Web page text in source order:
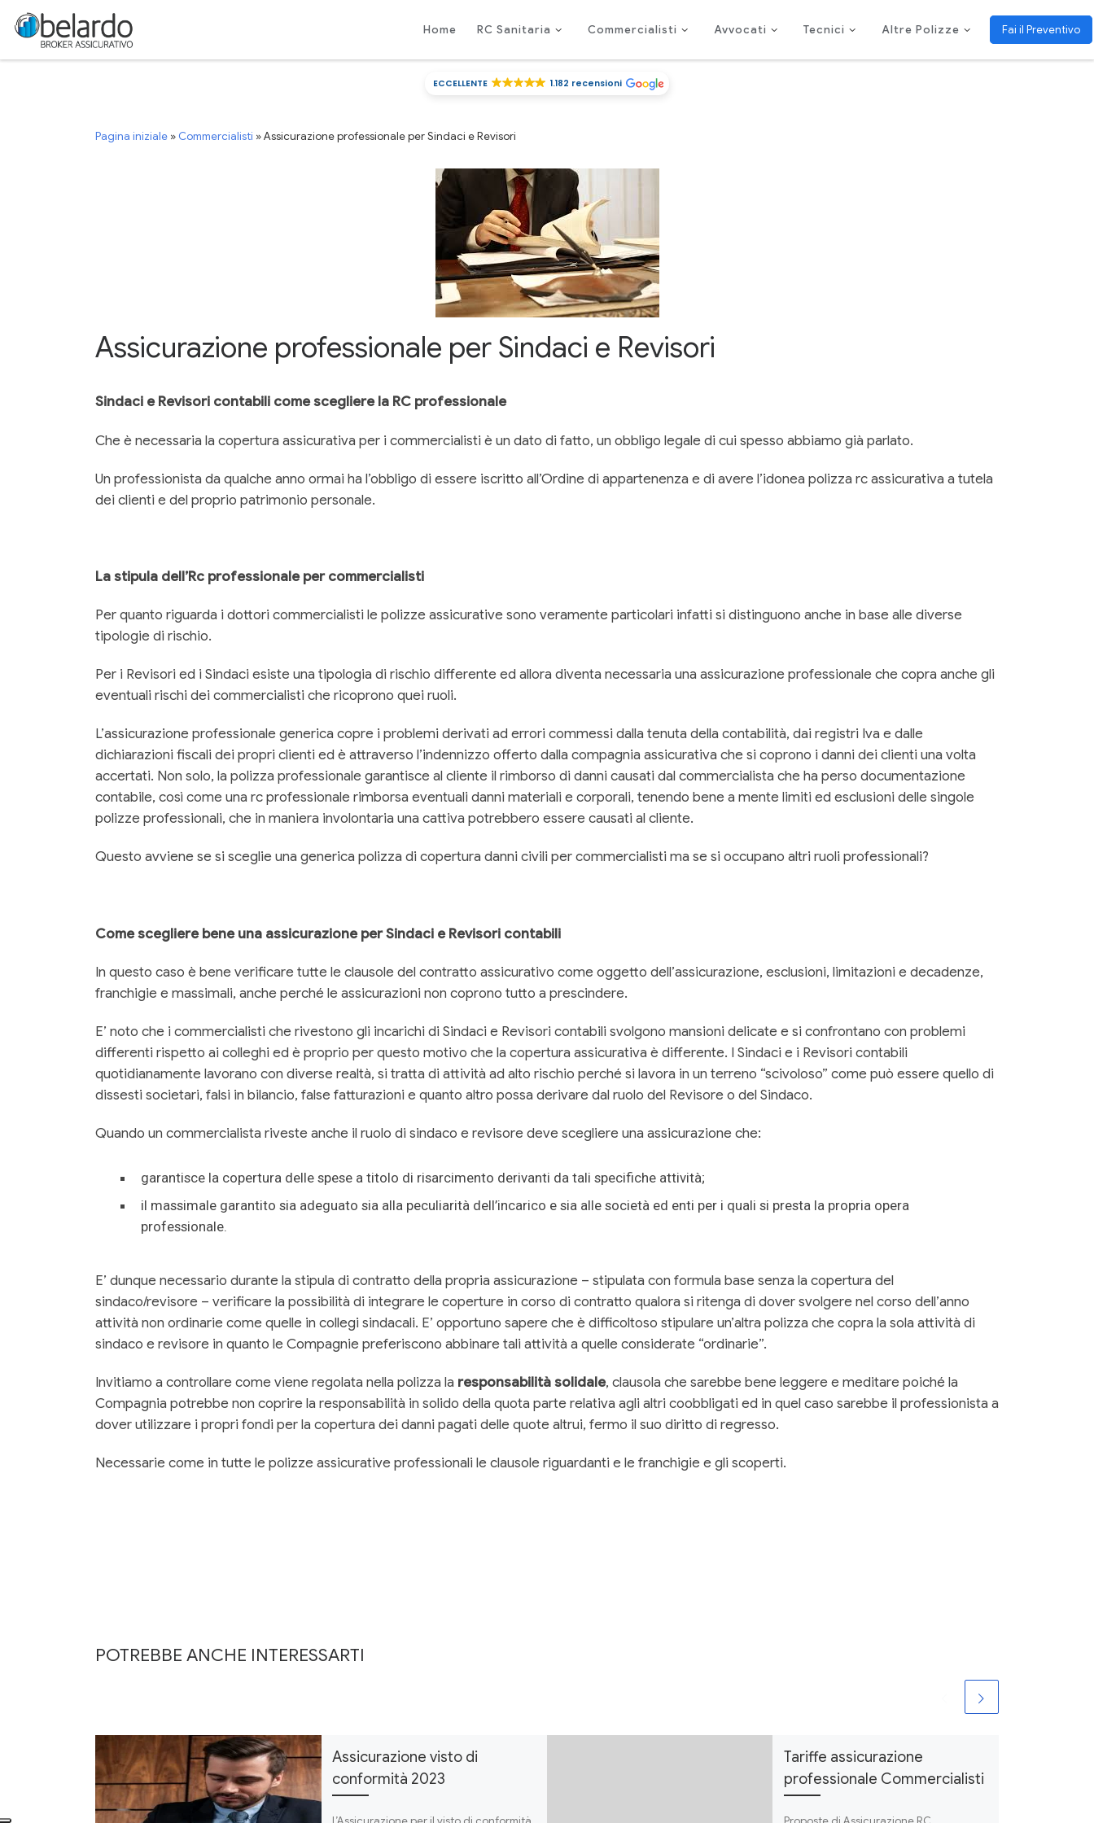
Passa al contenuto Home RC Sanitaria Commercialisti Avvocati Tecnici Altre Polizze Fai il Preventivo
ECCELLENTE 1.182 recensioni
Pagina iniziale » Commercialisti »Assicurazione professionale per Sindaci e Revisori
Assicurazione professionale per Sindaci e Revisori
Sindaci e Revisori contabili come scegliere la RC professionale
Che è necessaria la copertura assicurativa per i commercialisti è un dato di fatto, un obbligo legale di cui spesso abbiamo già parlato.
Un professionista da qualche anno ormai ha l’obbligo di essere iscritto all’Ordine di appartenenza e di avere l’idonea polizza rc assicurativa a tutela
dei clienti e del proprio patrimonio personale.
La stipula dell’Rc professionale per commercialisti
Per quanto riguarda i dottori commercialisti le polizze assicurative sono veramente particolari infatti si distinguono anche in base alle diverse
tipologie di rischio.
Per i Revisori ed i Sindaci esiste una tipologia di rischio differente ed allora diventa necessaria una assicurazione professionale che copra anche gli
eventuali rischi dei commercialisti che ricoprono quei ruoli.
L’assicurazione professionale generica copre i problemi derivati ad errori commessi dalla tenuta della contabilità, dai registri Iva e dalle
dichiarazioni fiscali dei propri clienti ed è attraverso l’indennizzo offerto dalla compagnia assicurativa che si coprono i danni dei clienti una volta
accertati. Non solo, la polizza professionale garantisce al cliente il rimborso di danni causati dal commercialista che ha perso documentazione
contabile, così come una rc professionale rimborsa eventuali danni materiali e corporali, tenendo bene a mente limiti ed esclusioni delle singole
polizze professionali, che in maniera involontaria una cattiva potrebbero essere causati al cliente.
Questo avviene se si sceglie una generica polizza di copertura danni civili per commercialisti ma se si occupano altri ruoli professionali?
Come scegliere bene una assicurazione per Sindaci e Revisori contabili
In questo caso è bene verificare tutte le clausole del contratto assicurativo come oggetto dell’assicurazione, esclusioni, limitazioni e decadenze,
franchigie e massimali, anche perché le assicurazioni non coprono tutto a prescindere.
E’ noto che i commercialisti che rivestono gli incarichi di Sindaci e Revisori contabili svolgono mansioni delicate e si confrontano con problemi
differenti rispetto ai colleghi ed è proprio per questo motivo che la copertura assicurativa è differente. I Sindaci e i Revisori contabili
quotidianamente lavorano con diverse realtà, si tratta di attività ad alto rischio perché si lavora in un terreno “scivoloso” come può essere quello di
dissesti societari, falsi in bilancio, false fatturazioni e quanto altro possa derivare dal ruolo del Revisore o del Sindaco.
Quando un commercialista riveste anche il ruolo di sindaco e revisore deve scegliere una assicurazione che:
garantisce la copertura delle spese a titolo di risarcimento derivanti da tali specifiche attività;
il massimale garantito sia adeguato sia alla peculiarità dell’incarico e sia alle società ed enti per i quali si presta la propria opera
professionale.
E’ dunque necessario durante la stipula di contratto della propria assicurazione – stipulata con formula base senza la copertura del
sindaco/revisore – verificare la possibilità di integrare le coperture in corso di contratto qualora si ritenga di dover svolgere nel corso dell’anno
attività non ordinarie come quelle in collegi sindacali. E’ opportuno sapere che è difficoltoso stipulare un’altra polizza che copra la sola attività di
sindaco e revisore in quanto le Compagnie preferiscono abbinare tali attività a quelle considerate “ordinarie”.
Invitiamo a controllare come viene regolata nella polizza la responsabilità solidale, clausola che sarebbe bene leggere e meditare poiché la
Compagnia potrebbe non coprire la responsabilità in solido della quota parte relativa agli altri coobbligati ed in quel caso sarebbe il professionista a
dover utilizzare i propri fondi per la copertura dei danni pagati delle quote altrui, fermo il suo diritto di regresso.
Necessarie come in tutte le polizze assicurative professionali le clausole riguardanti e le franchigie e gli scoperti.
POTREBBE ANCHE INTERESSARTI
Assicurazione visto di
conformità 2023
Tariffe assicurazione
professionale Commercialisti